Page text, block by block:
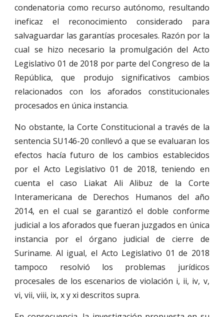
condenatoria como recurso autónomo, resultando
ineficaz el reconocimiento considerado para
salvaguardar las garantías procesales. Razón por la
cual se hizo necesario la promulgación del Acto
Legislativo 01 de 2018 por parte del Congreso de la
República, que produjo significativos cambios
relacionados con los aforados constitucionales
procesados en única instancia.
No obstante, la Corte Constitucional a través de la
sentencia SU146-20 conllevó a que se evaluaran los
efectos hacía futuro de los cambios establecidos
por el Acto Legislativo 01 de 2018, teniendo en
cuenta el caso Liakat Ali Alibuz de la Corte
Interamericana de Derechos Humanos del año
2014, en el cual se garantizó el doble conforme
judicial a los aforados que fueran juzgados en única
instancia por el órgano judicial de cierre de
Suriname. Al igual, el Acto Legislativo 01 de 2018
tampoco resolvió los problemas jurídicos
procesales de los escenarios de violación i, ii, iv, v,
vi, vii, viii, ix, x y xi descritos supra.